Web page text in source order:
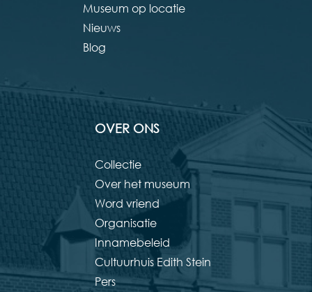
Museum op locatie
Nieuws
Blog
OVER ONS
Collectie
Over het museum
Word vriend
Organisatie
Innamebeleid
Cultuurhuis Edith Stein
Pers